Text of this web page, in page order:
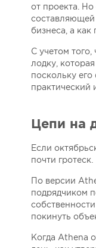
от проекта.
составляющей
бизнеса, а
С учетом
лодку,
поскольку
практический
Цепи на
Если
почти гротеск.
По версии
подрядчиком
покинуть
Когда Athena